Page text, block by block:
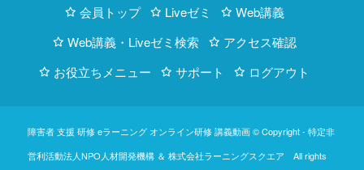
会員トップ Liveゼミ
Web講義
Web講義・Liveゼミ検索
アクセス確認
お役立ちメニュー
サポート ログアウト
障害者 支援 研修 eラーニング オンライン研修 講義動画 © Copyright - 特定非
営利活動法人NPO人材開発機構＆ 株式会社ラーニングスクエア All rights